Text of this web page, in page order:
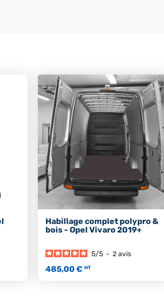
Habillage complet polypro &
bois - Opel Vivaro 2019+
5/5 - 2avis
485,00 € HT